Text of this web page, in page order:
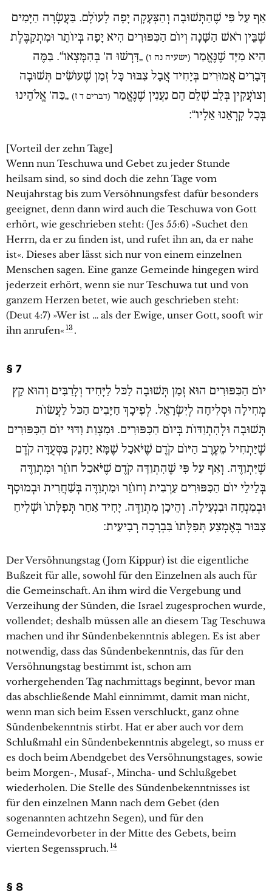
אַף עַל פִּי שֶׁהַתְּשׁוּבָה וְהַצְּעָקָה יָפָה לָעוֹלָם. בַּעֲשָׂרָה הַיָּמִים
שֶׁבֵּין רֹאשׁ הַשָּׁנָה וְיוֹם הַכִּפּוּרִים הִיא יָפָה בְּיוֹתֵר וּמִתְקַבֶּלֶת
הִיא מִיָּד שֶׁנֶּאֱמַר (ישעיה נה ו) „דִּרְשׁוּ ה‘ בְּהִמָּצְאוֹ“. בַּמֶּה
דְּבָרִים אֲמוּרִים בְּיָחִיד אֲבָל צִבּוּר כָּל זְמַן שֶׁעוֹשִׂים תְּשׁוּבָה
וְצוֹעֲקִין בְּלֵב שָׁלֵם הֵם נַעֲנִין שֶׁנֶּאֱמַר (דברים ד ז) „כַּה‘ אֱלֹהֵינוּ
בְּכָל קָרְאֵנוּ אֵלָיו“:
[Vorteil der zehn Tage]
Wenn nun Teschuwa und Gebet zu jeder Stunde
heilsam sind, so sind doch die zehn Tage vom
Neujahrstag bis zum Versöhnungsfest dafür besonders
geeignet, denn dann wird auch die Teschuwa von Gott
erhört, wie geschrieben steht: (Jes 55:6) »Suchet den
Herrn, da er zu finden ist, und rufet ihn an, da er nahe
ist«. Dieses aber lässt sich nur von einem einzelnen
Menschen sagen. Eine ganze Gemeinde hingegen wird
jederzeit erhört, wenn sie nur Teschuwa tut und von
ganzem Herzen betet, wie auch geschrieben steht:
(Deut 4:7) »Wer ist … als der Ewige, unser Gott, sooft wir
ihn anrufen« 13 .
§ 7
יוֹם הַכִּפּוּרִים הוּא זְמַן תְּשׁוּבָה לַכּל לַיָּחִיד וְלָרַבִּים וְהוּא קֵץ
מְחִילָה וּסְלִיחָה לְיִשְׂרָאֵל. לְפִיכָךְ חַיָּבִים הַכּל לַעֲשׂוֹת
תְּשׁוּבָה וּלְהִתְוַדּוֹת בְּיוֹם הַכִּפּוּרִים. וּמִצְוַת וִדּוּי יוֹם הַכִּפּוּרִים
שֶׁיַּתְחִיל מֵעֶרֶב הַיּוֹם קֹדֶם שֶׁיֹּאכַל שֶׁמָּא יֵחָנֵק בַּסְּעֻדָּה קֹדֶם
שֶׁיִּתְוַדֶּה. וְאַף עַל פִּי שֶׁהִתְוַדָּה קֹדֶם שֶׁיֹּאכַל חוֹזֵר וּמִתְוַדֶּה
בְּלֵילֵי יוֹם הַכִּפּוּרִים עַרְבִית וְחוֹזֵר וּמִתְוַדֶּה בְּשַׁחֲרִית וּבְמוּסָף
וּבְמִנְחָה וּבִנְעִילָה. וְהֵיכָן מִתְוַדֶּה. יָחִיד אַחַר תְּפִלָּתוֹ וּשְׁלִיחַ
צִבּוּר בְּאֶמְצַע תְּפִלָּתוֹ בִּבְרָכָה רְבִיעִית:
Der Versöhnungstag (Jom Kippur) ist die eigentliche
Bußzeit für alle, sowohl für den Einzelnen als auch für
die Gemeinschaft. An ihm wird die Vergebung und
Verzeihung der Sünden, die Israel zugesprochen wurde,
vollendet; deshalb müssen alle an diesem Tag Teschuwa
machen und ihr Sündenbekenntnis ablegen. Es ist aber
notwendig, dass das Sündenbekenntnis, das für den
Versöhnungstag bestimmt ist, schon am
vorhergehenden Tag nachmittags beginnt, bevor man
das abschließende Mahl einnimmt, damit man nicht,
wenn man sich beim Essen verschluckt, ganz ohne
Sündenbekenntnis stirbt. Hat er aber auch vor dem
Schlußmahl ein Sündenbekenntnis abgelegt, so muss er
es doch beim Abendgebet des Versöhnungstages, sowie
beim Morgen-, Musaf-, Mincha- und Schlußgebet
wiederholen. Die Stelle des Sündenbekenntnisses ist
für den einzelnen Mann nach dem Gebet (den
sogenannten achtzehn Segen), und für den
Gemeindevorbeter in der Mitte des Gebets, beim
vierten Segensspruch. 14
§ 8